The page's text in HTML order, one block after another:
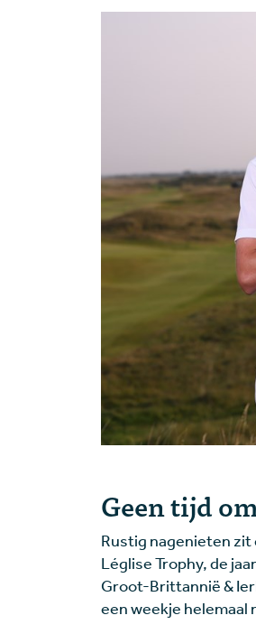
Geen tijd
Rustig nagenieten zit
Léglise Trophy, de
Groot-Brittannië &
een weekje helemaal